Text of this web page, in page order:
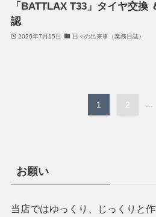
「BATTLAX T33」タイヤ交換
認
2026年7月15日 日々の出来事（業務日誌）
1 2 ...
お願い
当店ではゆっくり、じっくりと